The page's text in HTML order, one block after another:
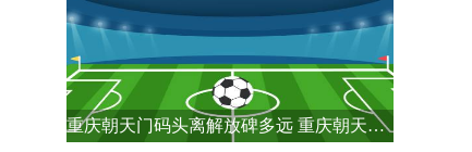
重庆朝天门码头离解放碑多远 重庆朝天门码头